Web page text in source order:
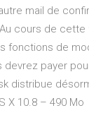
mail de
cours de
fonctions de
devrez payer
distribue
X 10.8 – 490 Mo